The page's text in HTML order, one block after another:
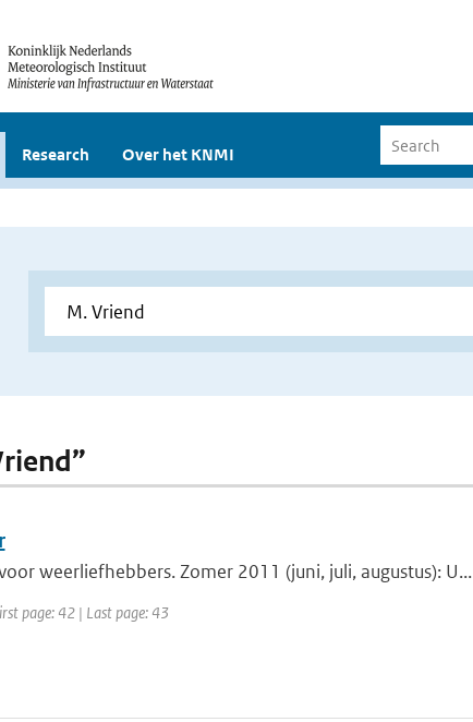
Research Over het KNMI
weerliefhebbers. Zomer 2011 (juni, juli, augustus): U...
page: 42 | Last page: 43